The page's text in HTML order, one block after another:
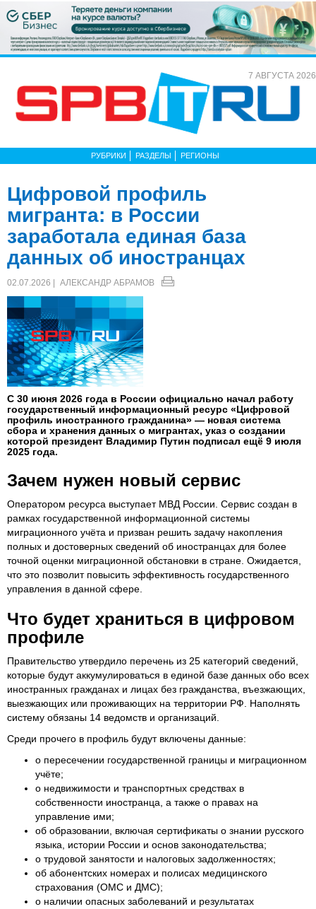
7 АВГУСТА 2026
РУБРИКИ РАЗДЕЛЫ РЕГИОНЫ
Цифровой профиль
мигранта: в России
заработала единая база
данных об иностранцах
02.07.2026 | АЛЕКСАНДР АБРАМОВ
С 30 июня 2026 года в России официально начал работу
государственный информационный ресурс «Цифровой
профиль иностранного гражданина» — новая система
сбора и хранения данных о мигрантах, указ о создании
которой президент Владимир Путин подписал ещё 9 июля
2025 года.
Зачем нужен новый сервис
Оператором ресурса выступает МВД России. Сервис создан в
рамках государственной информационной системы
миграционного учёта и призван решить задачу накопления
полных и достоверных сведений об иностранцах для более
точной оценки миграционной обстановки в стране. Ожидается,
что это позволит повысить эффективность государственного
управления в данной сфере.
Что будет храниться в цифровом
профиле
Правительство утвердило перечень из 25 категорий сведений,
которые будут аккумулироваться в единой базе данных обо всех
иностранных гражданах и лицах без гражданства, въезжающих,
выезжающих или проживающих на территории РФ. Наполнять
систему обязаны 14 ведомств и организаций.
Среди прочего в профиль будут включены данные:
о пересечении государственной границы и миграционном
учёте;
о недвижимости и транспортных средствах в
собственности иностранца, а также о правах на
управление ими;
об образовании, включая сертификаты о знании русского
языка, истории России и основ законодательства;
о трудовой занятости и налоговых задолженностях;
об абонентских номерах и полисах медицинского
страхования (ОМС и ДМС);
о наличии опасных заболеваний и результатах